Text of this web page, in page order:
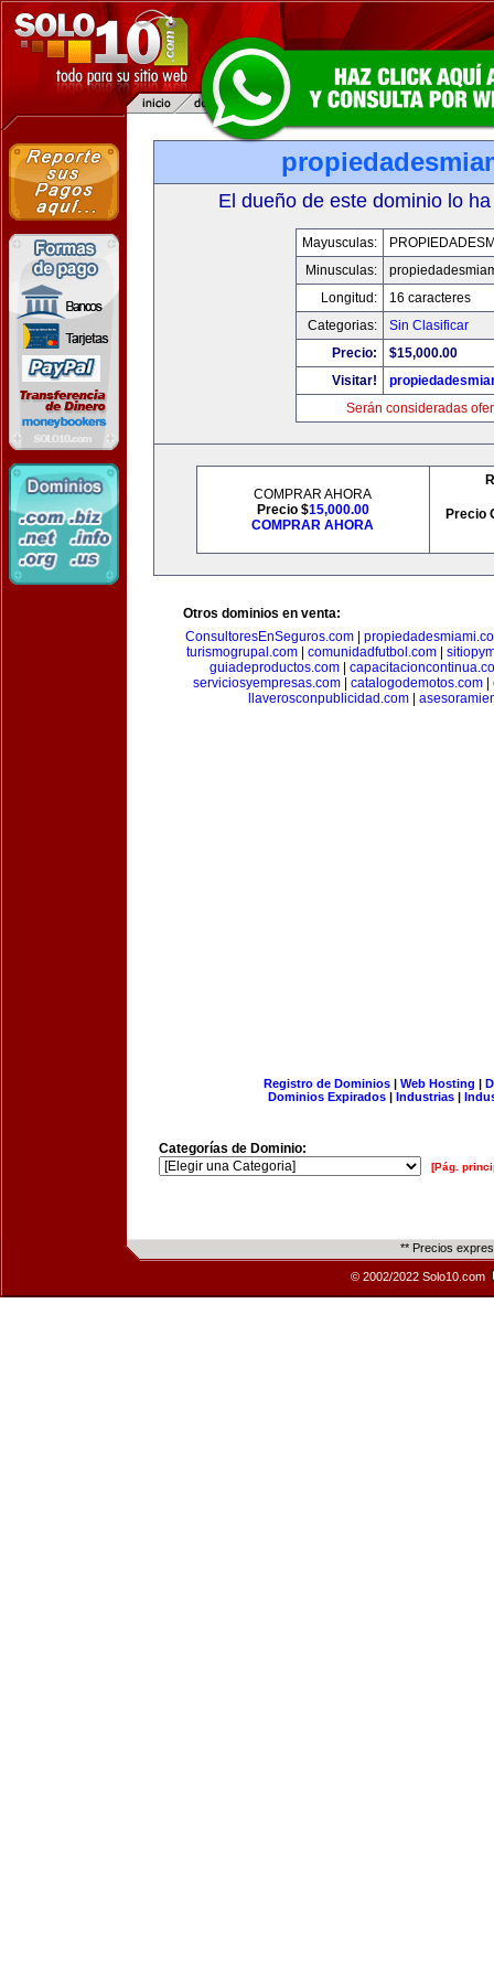
El dueño de este dominio lo
Mayusculas:
Minusculas:
Longitud:
16 caracteres
Categorias:
Sin Clasificar
Precio:
$15,000.00
Visitar!
Serán consideradas
COMPRAR AHORA
Precio $15,000.00
COMPRAR AHORA
Precio
Otros dominios en venta:
ConsultoresEnSeguros.com
turismogrupal.com| comunidadfutbol.com|
guiadeproductos.com|
serviciosyempresas.com
catalogodemotos.com
llaverosconpublicidad.com|
Registro de Dominios| Web Hosting |
Dominios Expirados | Industrias |
Categorías de Dominio:
[Pág.
** Precios
© 2002/2022 Solo10.com